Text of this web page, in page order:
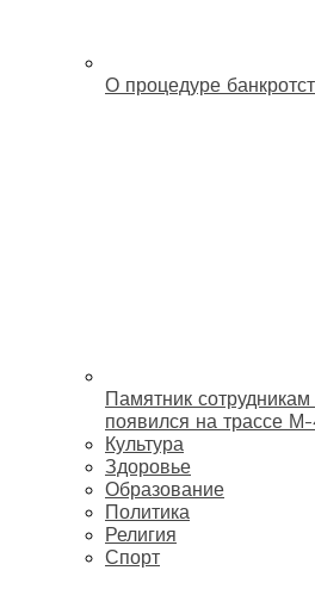
О процедуре
Памятник
появился на трассе
Культура
Здоровье
Образование
Политика
Религия
Спорт